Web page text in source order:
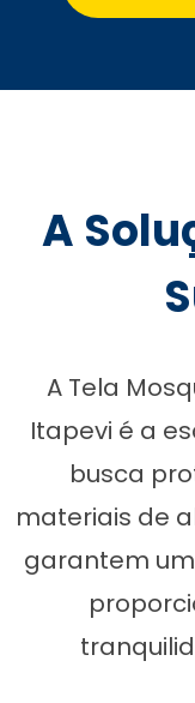
A
A Tela
Itapevi é a
busca
materiais de
garantem